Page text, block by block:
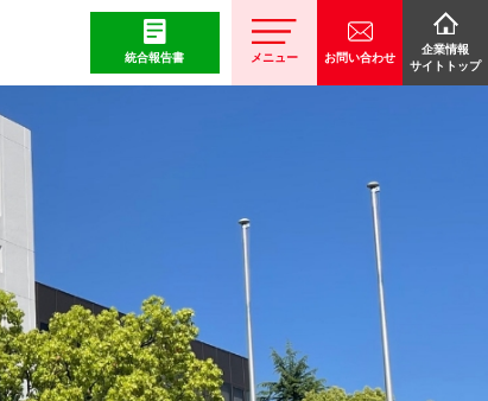
統合報告書 メニュー お問い合わせ
企業情報
サイトトップ